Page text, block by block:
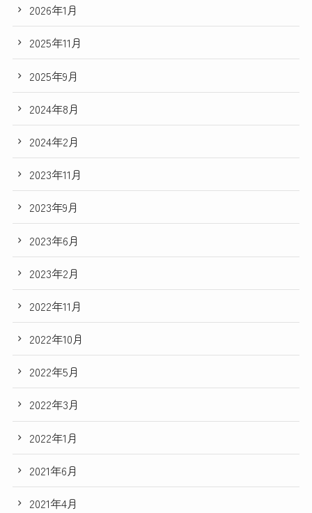
2026年1月
2025年11月
2025年9月
2024年8月
2024年2月
2023年11月
2023年9月
2023年6月
2023年2月
2022年11月
2022年10月
2022年5月
2022年3月
2022年1月
2021年6月
2021年4月